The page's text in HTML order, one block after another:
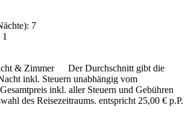
7
& Zimmer
Der Durchschnitt gibt die
inkl. Steuern unabhängig vom
inkl. aller Steuern und Gebühren
des Reisezeitraums. entspricht 25,00 € p.P.